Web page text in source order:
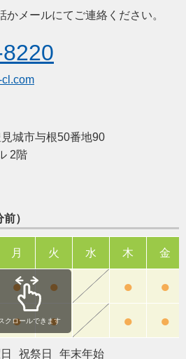
かメールにてご連絡ください。
城市与根50番地90
2階
）
月 火 水 木 金
● ● ● ●
● ● ● ●
クロールできます
祝祭日 年末年始